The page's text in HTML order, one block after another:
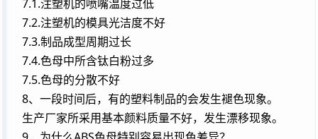
7.1.注塑机的喷嘴温度过低
7.2.注塑机的模具光洁度不好
7.3.制品成型周期过长
7.4.色母中所含钛白粉过多
7.5.色母的分散不好
8、一段时间后，有的塑料制品的会发生褪色现象。
生产厂家所采用基本颜料质量不好，发生漂移现象。